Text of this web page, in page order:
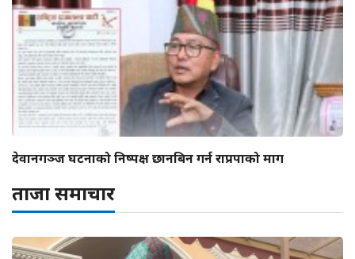
देवानगञ्ज घटनाको निष्पक्ष छानबिन गर्न राप्रपाको माग
ताजा समाचार